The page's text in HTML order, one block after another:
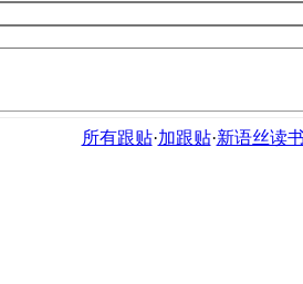
所有跟贴·加跟贴·新语丝读